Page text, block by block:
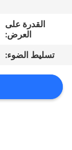
أخبار
القضايا
خريطة
القدرة على
العرض:
تسليط الضوء: